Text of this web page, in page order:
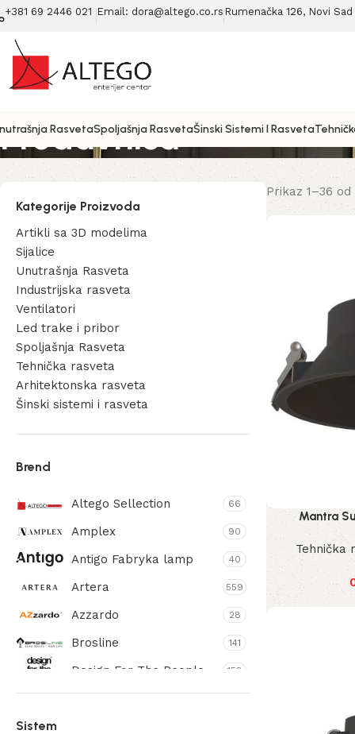
+381 69 2446 021 Email: dora@altego.co.rs Rumenačka 126, Novi
RasvetaSpoljašnja RasvetaŠinski Sistemi I Rasveta
Unity
Prodavnica
Kategorije Proizvoda
Artikli sa 3D modelima
Sijalice
Unutrašnja Rasveta
Industrijska rasveta
Ventilatori
Led trake i pribor
Spoljašnja Rasveta
Tehnička rasveta
Arhitektonska rasveta
Šinski sistemi i rasveta
Brend
Altego Sellection 66
Amplex 90
Antigo Fabryka lamp 40
Artera 559
Azzardo 28
Brosline 141
Design For The People 158
Dohar
Sistem
Prikaz 1–36
Mantra
Tehnička